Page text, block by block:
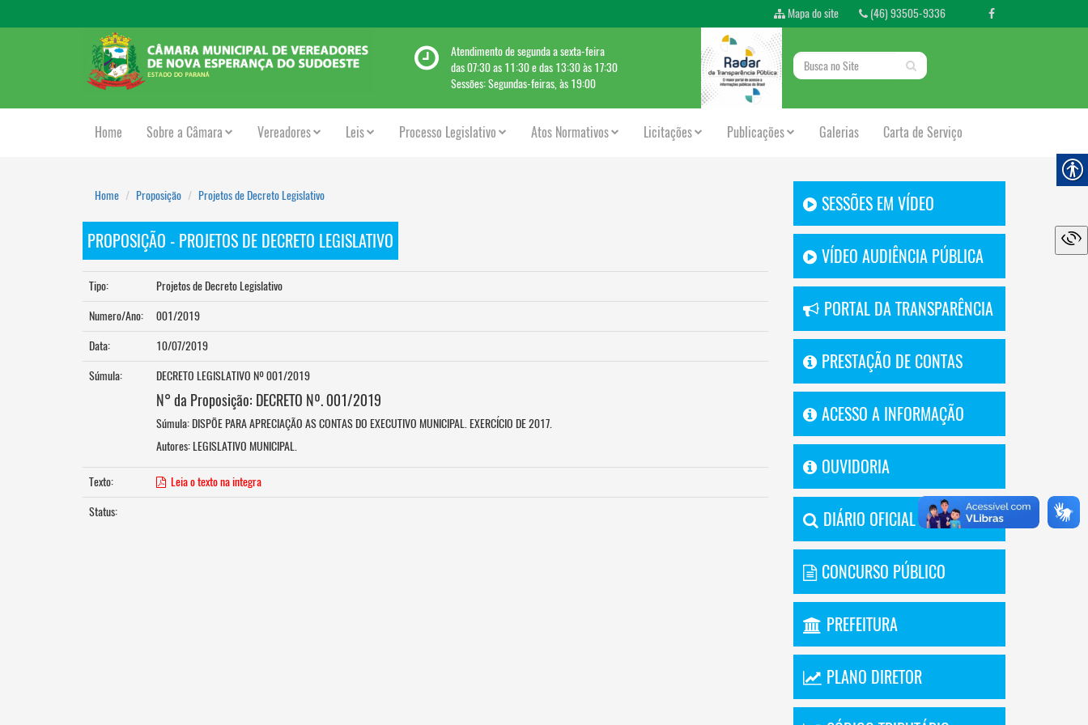
Mapa do site (46) 93505-9336
Atendimento de segunda a sexta-feira
das 07:30 as 11:30 e das 13:30 às 17:30
Sessões: Segundas-feiras, às 19:00
Home Sobre a Câmara Vereadores Leis Processo Legislativo Atos Normativos Licitações Publicações Galerias Carta de Serviço
Home Proposição Projetos de Decreto Legislativo
PROPOSIÇÃO - PROJETOS DE DECRETO LEGISLATIVO
Tipo:
Projetos de Decreto Legislativo
Numero/Ano:
001/2019
Data:
10/07/2019
Súmula:
DECRETO LEGISLATIVO Nº 001/2019
N° da Proposição: DECRETO Nº. 001/2019
Súmula: DISPÕE PARA APRECIAÇÃO AS CONTAS DO EXECUTIVO MUNICIPAL. EXERCÍCIO DE 2017.
Autores: LEGISLATIVO MUNICIPAL.
Texto:
Leia o texto na integra
Status:
SESSÕES EM VÍDEO
VÍDEO AUDIÊNCIA PÚBLICA
PORTAL DA TRANSPARÊNCIA
PRESTAÇÃO DE CONTAS
ACESSO A INFORMAÇÃO
OUVIDORIA
DIÁRIO OFICIAL
CONCURSO PÚBLICO
PREFEITURA
PLANO DIRETOR